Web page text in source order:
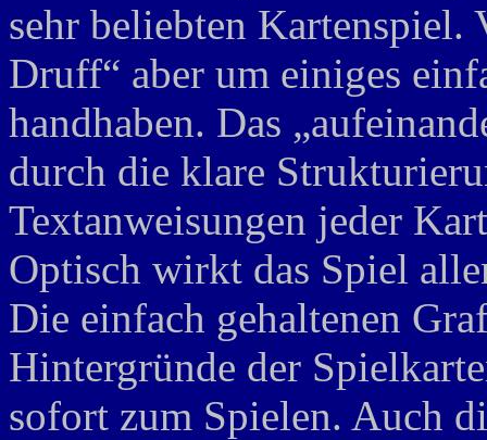
sehr beliebten Kartenspiel.
Druff“ aber um einiges
handhaben. Das
durch die klare
Textanweisungen jeder
Optisch wirkt das Spiel
Die einfach gehaltenen
Hintergründe der
sofort zum Spielen. Auch